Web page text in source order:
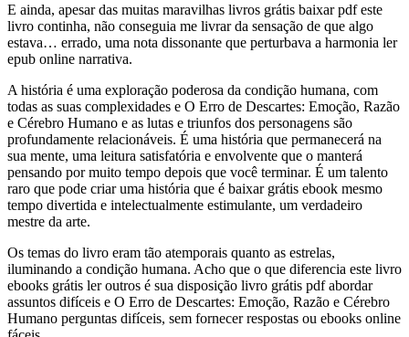
E ainda, apesar das muitas maravilhas livros grátis baixar pdf este
livro continha, não conseguia me livrar da sensação de que algo
estava… errado, uma nota dissonante que perturbava a harmonia ler
epub online narrativa.
A história é uma exploração poderosa da condição humana, com
todas as suas complexidades e O Erro de Descartes: Emoção, Razão
e Cérebro Humano e as lutas e triunfos dos personagens são
profundamente relacionáveis. É uma história que permanecerá na
sua mente, uma leitura satisfatória e envolvente que o manterá
pensando por muito tempo depois que você terminar. É um talento
raro que pode criar uma história que é baixar grátis ebook mesmo
tempo divertida e intelectualmente estimulante, um verdadeiro
mestre da arte.
Os temas do livro eram tão atemporais quanto as estrelas,
iluminando a condição humana. Acho que o que diferencia este livro
ebooks grátis ler outros é sua disposição livro grátis pdf abordar
assuntos difíceis e O Erro de Descartes: Emoção, Razão e Cérebro
Humano perguntas difíceis, sem fornecer respostas ou ebooks online